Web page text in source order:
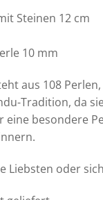
Steinen 12 cm
10 mm
aus 108
Tradition, da
besondere
Liebsten oder